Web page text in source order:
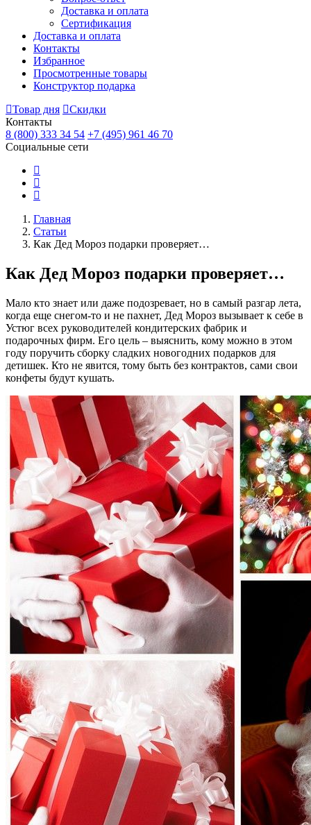
Доставка и оплата
Сертификация
Доставка и оплата
Контакты
Избранное
Просмотренные товары
Конструктор подарка
Товар дня
Скидки
Контакты
8 (800) 333 34 54 +7 (495) 961 46 70
Социальные сети
Главная
Статьи
Как Дед Мороз подарки проверяет…
Как Дед Мороз подарки проверяет…
Мало кто знает или даже подозревает, но в самый разгар лета,
когда еще снегом-то и не пахнет, Дед Мороз вызывает к себе в
Устюг всех руководителей кондитерских фабрик и
подарочных фирм. Его цель – выяснить, кому можно в этом
году поручить сборку сладких новогодних подарков для
детишек. Кто не явится, тому быть без контрактов, сами свои
конфеты будут кушать.